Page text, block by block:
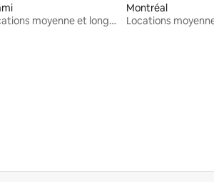
Locations moyenne et longue durée
Montréal